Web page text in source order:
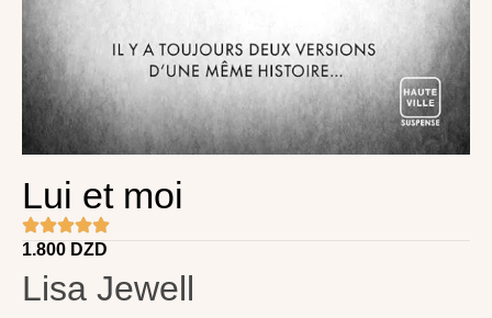
Lui et moi
1.800 DZD
Lisa Jewell